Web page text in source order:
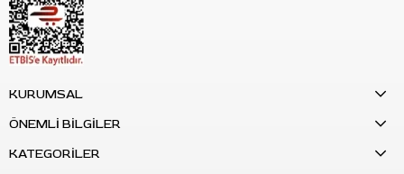
C: Yüksek opaklık yapısına sahiptir. Bu nedenle daha belirgin
dudak tonu planlamalarında tercih edilebilir.
C: Evet. Hedeflenen tona göre uygun Perma Blend dudak
pigmentleriyle karıştırılarak kullanılabilir.
KURUMSAL
ÖNEMLİ BİLGİLER
KATEGORİLER